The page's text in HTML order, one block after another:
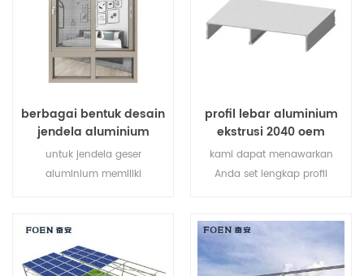
berbagai bentuk desain
jendela aluminium
untuk jendela geser
aluminium memiliki
untuk memungkinkan
ventilasi penuh atas ke
bawah. karena selempang
profil lebar aluminium
ekstrusi 2040 oem
kami dapat menawarkan
Anda set lengkap profil
aluminium pasir.